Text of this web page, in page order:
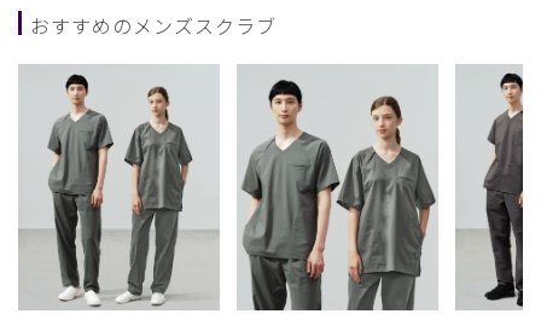
おすすめのメンズスクラブ